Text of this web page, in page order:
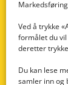
Markedsføring
Ved å trykke
formålet du vil
deretter
Du kan lese
samler inn og